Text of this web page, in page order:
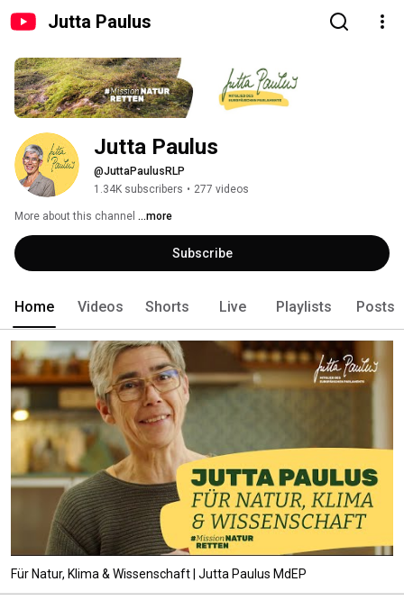
Jutta Paulus
Jutta Paulus
@JuttaPaulusRLP
1.34K subscribers • 277 videos
More about this channel ...more
Subscribe
Home Videos Shorts Live Playlists Posts
Für Natur, Klima & Wissenschaft | Jutta Paulus MdEP